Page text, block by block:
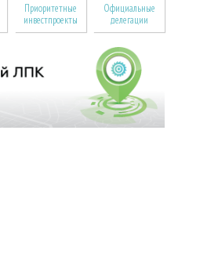
Приоритетные
инвестпроекты
Официальные
делегации